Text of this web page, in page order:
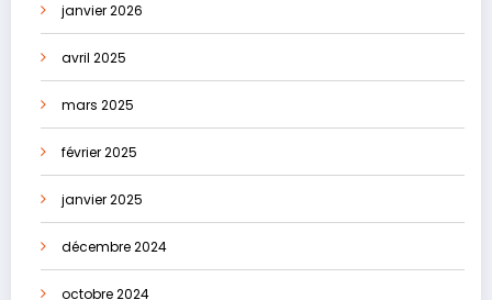
janvier 2026
avril 2025
mars 2025
février 2025
janvier 2025
décembre 2024
octobre 2024